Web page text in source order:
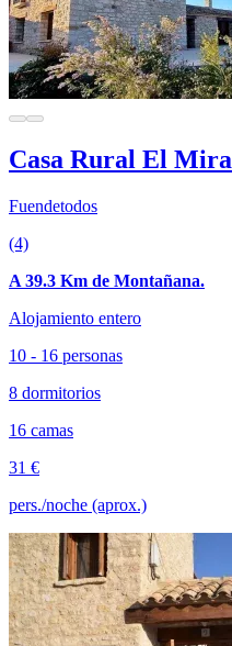
Casa Rural El
Fuendetodos
(4)
A 39.3 Km de Montañana.
Alojamiento entero
10 - 16 personas
8 dormitorios
16 camas
31 €
pers./noche (aprox.)